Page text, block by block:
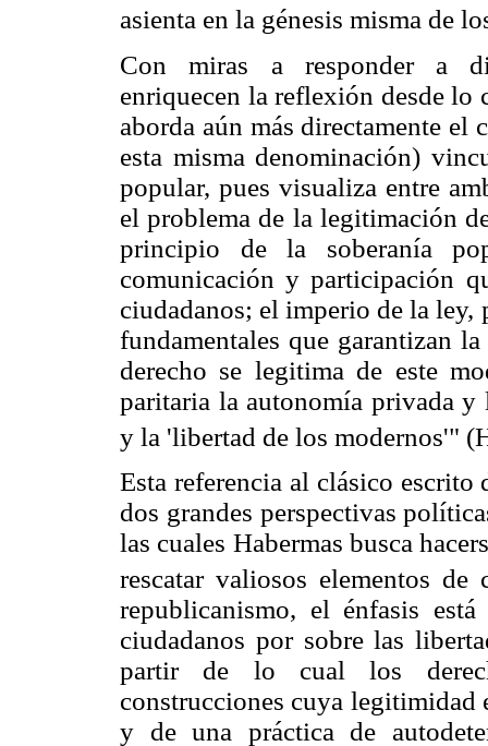
asienta en la génesis misma de
Con miras a responder a
enriquecen la reflexión desde lo
aborda aún más directamente el
esta misma denominación)
popular, pues visualiza entre
el problema de la legitimación
principio de la soberanía
comunicación y participación
ciudadanos; el imperio de la ley,
fundamentales que garantizan
derecho se legitima de este
paritaria la autonomía privada
y la 'libertad de los modernos'"
Esta referencia al clásico escrito
dos grandes perspectivas
las cuales Habermas busca
rescatar valiosos elementos de
republicanismo, el énfasis
ciudadanos por sobre las
partir de lo cual los
construcciones cuya legitimidad
y de una práctica de